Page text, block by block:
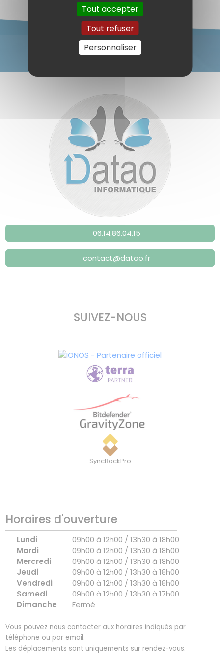
06.14.86.04.15
contact@datao.fr
SUIVEZ-NOUS
SyncBackPro
Horaires d'ouverture
Lundi
09h00 à 12h00 / 13h30 à 18h00
Mardi
09h00 à 12h00 / 13h30 à 18h00
Mercredi
09h00 à 12h00 / 13h30 à 18h00
Jeudi
09h00 à 12h00 / 13h30 à 18h00
Vendredi
09h00 à 12h00 / 13h30 à 18h00
Samedi
09h00 à 12h00 / 13h30 à 17h00
Dimanche
Fermé
Vous pouvez nous contacter aux horaires indiqués par
téléphone ou par email.
Les déplacements sont uniquements sur rendez-vous.
Tout accepter
Tout refuser
Personnaliser